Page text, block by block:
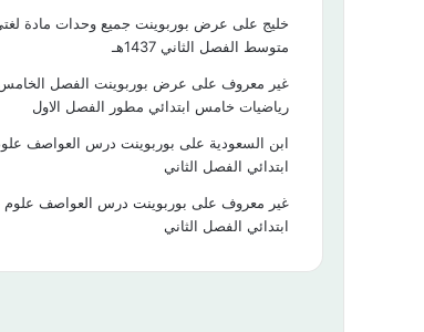
خليج على عرض بوربوينت جميع وحدات مادة
متوسط الفصل الثاني 1437هـ
غير معروف على عرض بوربوينت الفصل
رياضيات خامس ابتدائي مطور الفصل الاول
ابن السعودية على بوربوينت درس العواصف
ابتدائي الفصل الثاني
غير معروف على بوربوينت درس العواصف
ابتدائي الفصل الثاني